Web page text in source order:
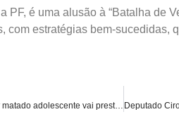
PF, é uma alusão à “Batalha de
com estratégias bem-sucedidas,
Caso Júlia: padrasto que confessou ter matado adolescente vai prestar novo depoimento, diz delegado.